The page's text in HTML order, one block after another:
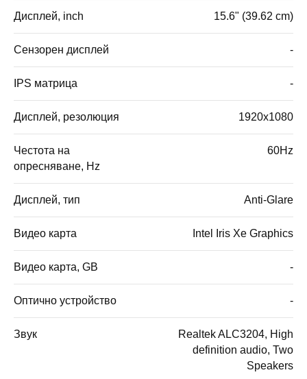
Дисплей, inch 15.6" (39.62 cm)
Сензорен дисплей -
IPS матрица -
Дисплей, резолюция 1920x1080
Честота на
опресняване, Hz
60Hz
Дисплей, тип Anti-Glare
Видео карта Intel Iris Xe Graphics
Видео карта, GB -
Оптично устройство -
Звук
Realtek ALC3204, High
definition audio, Two
Speakers